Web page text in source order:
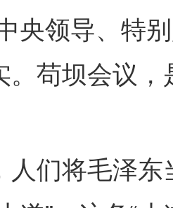
央领导、特
。苟坝会议
将毛泽东